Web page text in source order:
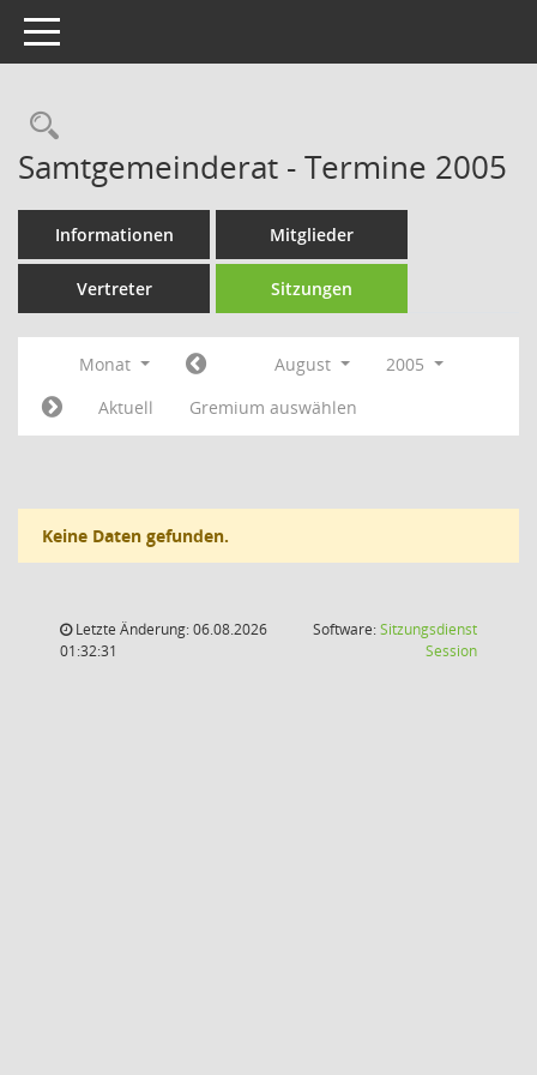
Toggle navigation
Rechercheauswahl
Samtgemeinderat - Termine 2005
Informationen Mitglieder
Vertreter Sitzungen
Monat August
2005
Aktuell
Gremium auswählen
Keine Daten gefunden.
Letzte Änderung: 06.08.2026
01:32:31
Software:Sitzungsdienst
Session(Wird in